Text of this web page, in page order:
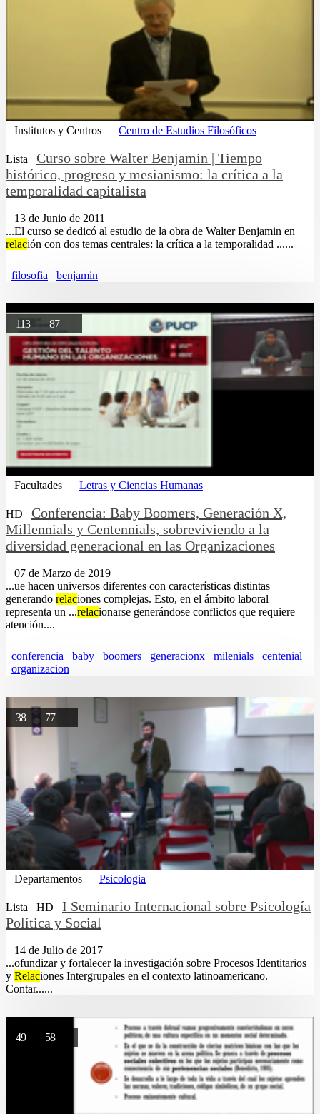
Institutos y Centros Centro de Estudios Filosóficos
Lista
Curso sobre Walter Benjamin | Tiempo
histórico, progreso y mesianismo: la crítica a la
temporalidad capitalista
13 de Junio de 2011
...El curso se dedicó al estudio de la obra de Walter Benjamin en
relación con dos temas centrales: la crítica a la temporalidad ......
filosofia benjamin
113 87
Facultades Letras y Ciencias Humanas
HD
Conferencia: Baby Boomers, Generación X,
Millennials y Centennials, sobreviviendo a la
diversidad generacional en las Organizaciones
07 de Marzo de 2019
...ue hacen universos diferentes con características distintas
generando relaciones complejas. Esto, en el ámbito laboral
representa un ...relacionarse generándose conflictos que requiere
atención....
conferencia baby boomers generacionx milenials
centenial
organizacion
38 77
Departamentos Psicologia
Lista HD
I Seminario Internacional sobre Psicología
Política y Social
14 de Julio de 2017
...ofundizar y fortalecer la investigación sobre Procesos Identitarios
y Relaciones Intergrupales en el contexto latinoamericano.
Contar......
49 58